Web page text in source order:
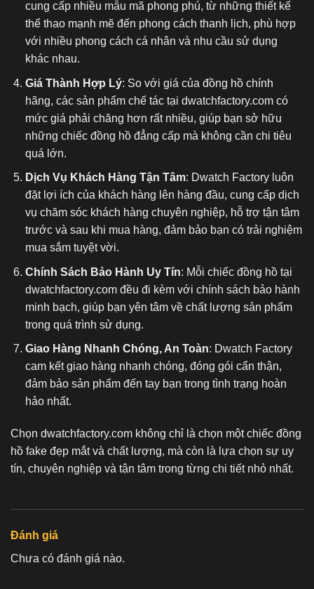
cung cấp nhiều mẫu mã phong phú, từ những thiết kế
thể thao mạnh mẽ đến phong cách thanh lịch, phù hợp
với nhiều phong cách cá nhân và nhu cầu sử dụng
khác nhau.
Giá Thành Hợp Lý: So với giá của đồng hồ chính
hãng, các sản phẩm chế tác tại dwatchfactory.com có
mức giá phải chăng hơn rất nhiều, giúp bạn sở hữu
những chiếc đồng hồ đẳng cấp mà không cần chi tiêu
quá lớn.
Dịch Vụ Khách Hàng Tận Tâm: Dwatch Factory luôn
đặt lợi ích của khách hàng lên hàng đầu, cung cấp dịch
vụ chăm sóc khách hàng chuyên nghiệp, hỗ trợ tận tâm
trước và sau khi mua hàng, đảm bảo bạn có trải nghiệm
mua sắm tuyệt vời.
Chính Sách Bảo Hành Uy Tín: Mỗi chiếc đồng hồ tại
dwatchfactory.com đều đi kèm với chính sách bảo hành
minh bạch, giúp bạn yên tâm về chất lượng sản phẩm
trong quá trình sử dụng.
Giao Hàng Nhanh Chóng, An Toàn: Dwatch Factory
cam kết giao hàng nhanh chóng, đóng gói cẩn thận,
đảm bảo sản phẩm đến tay bạn trong tình trạng hoàn
hảo nhất.
Chọn dwatchfactory.com không chỉ là chọn một chiếc đồng
hồ fake đẹp mắt và chất lượng, mà còn là lựa chọn sự uy
tín, chuyên nghiệp và tận tâm trong từng chi tiết nhỏ nhất.
Đánh giá
Chưa có đánh giá nào.